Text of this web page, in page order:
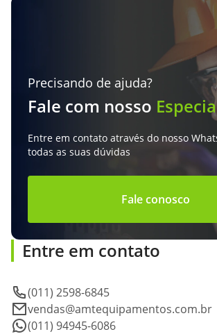
Precisando de ajuda?
Fale com nosso
Entre em contato através do nosso
todas as suas dúvidas
Fale conosco
Entre em contato
(011) 2598-6845
vendas@amtequipamentos.com.br
(011) 94945-6086